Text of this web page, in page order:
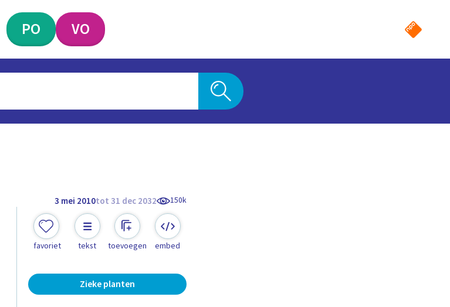
PO VO
3 mei 2010tot 31 dec 2032 150k
favoriet tekst toevoegen embed
Zieke planten